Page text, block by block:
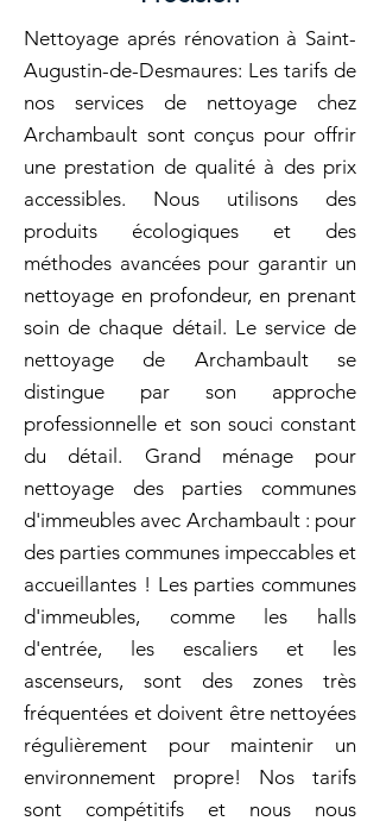
Nettoyage aprés rénovation à Saint-
Augustin-de-Desmaures: Les tarifs de
nos services de nettoyage chez
Archambault sont conçus pour offrir
une prestation de qualité à des prix
accessibles. Nous utilisons des
produits écologiques et des
méthodes avancées pour garantir un
nettoyage en profondeur, en prenant
soin de chaque détail. Le service de
nettoyage de Archambault se
distingue par son approche
professionnelle et son souci constant
du détail. Grand ménage pour
nettoyage des parties communes
d'immeubles avec Archambault : pour
des parties communes impeccables et
accueillantes ! Les parties communes
d'immeubles, comme les halls
d'entrée, les escaliers et les
ascenseurs, sont des zones très
fréquentées et doivent être nettoyées
régulièrement pour maintenir un
environnement propre! Nos tarifs
sont compétitifs et nous nous